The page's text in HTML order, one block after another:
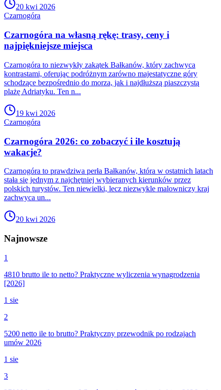
20 kwi 2026
Czarnogóra
Czarnogóra na własną rękę: trasy, ceny i
najpiękniejsze miejsca
Czarnogóra to niezwykły zakątek Bałkanów, który zachwyca
kontrastami, oferując podróżnym zarówno majestatyczne góry
schodzące bezpośrednio do morza, jak i najdłuższą piaszczystą
plażę Adriatyku. Ten n...
19 kwi 2026
Czarnogóra
Czarnogóra 2026: co zobaczyć i ile kosztują
wakacje?
Czarnogóra to prawdziwa perła Bałkanów, która w ostatnich latach
stała się jednym z najchętniej wybieranych kierunków przez
polskich turystów. Ten niewielki, lecz niezwykle malowniczy kraj
zachwyca un...
20 kwi 2026
Najnowsze
1
4810 brutto ile to netto? Praktyczne wyliczenia wynagrodzenia
[2026]
1 sie
2
5200 netto ile to brutto? Praktyczny przewodnik po rodzajach
umów 2026
1 sie
3